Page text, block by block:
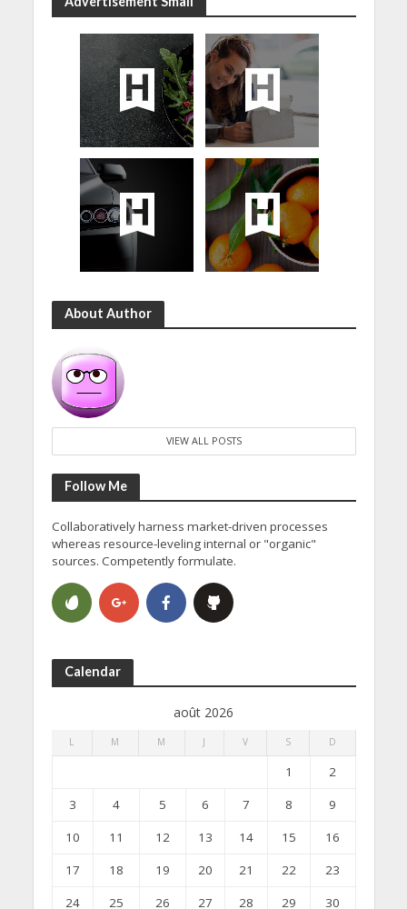
About Author
VIEW ALL POSTS
Follow Me
Collaboratively harness market-driven processes
whereas resource-leveling internal or "organic"
sources. Competently formulate.
Calendar
août 2026
L M M J V S D
1
2
3
4 5 6 7 8
9
10
11 12 13 14 15
16
17
18 19 20 21 22
23
24
25 26 27 28 29
30